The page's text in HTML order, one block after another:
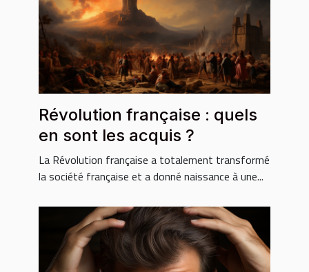
Révolution française : quels
en sont les acquis ?
La Révolution française a totalement transformé
la société française et a donné naissance à une...